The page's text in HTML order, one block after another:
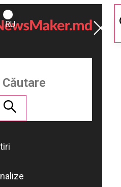
ROMÂNĂ
RU
Susține
NM